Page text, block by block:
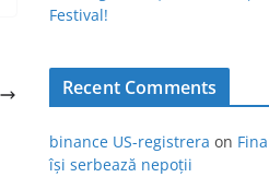
Festival!
Recent Comments
binance US-registrera on
își serbează nepoții